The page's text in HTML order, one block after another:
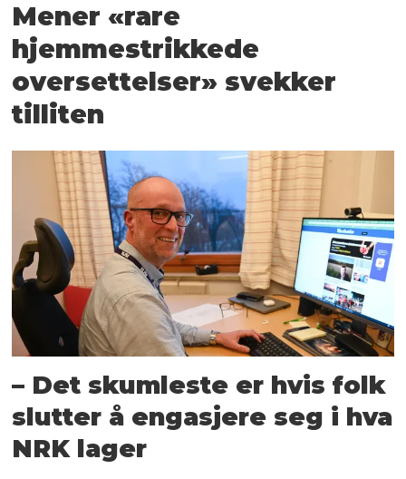
Mener «rare
hjemmestrikkede
oversettelser» svekker
tilliten
– Det skumleste er hvis folk
slutter å engasjere seg i hva
NRK lager